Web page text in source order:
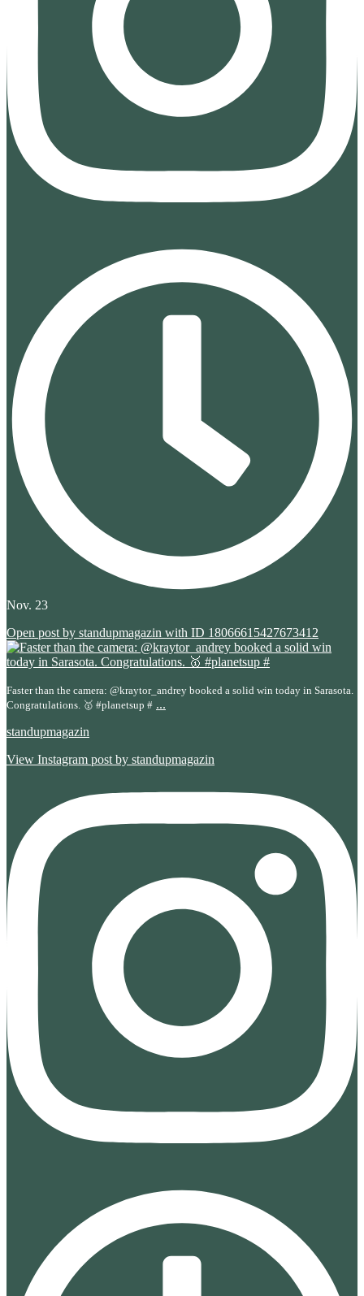
Nov. 23
Open post by standupmagazin with ID 18066615427673412
Faster than the camera: @kraytor_andrey booked a solid win today in Sarasota.
Congratulations. 🥇 #planetsup # ...
standupmagazin
View Instagram post by standupmagazin